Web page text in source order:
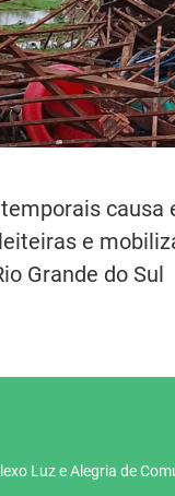
causa
e
Grande do Sul
Luz e Alegria de